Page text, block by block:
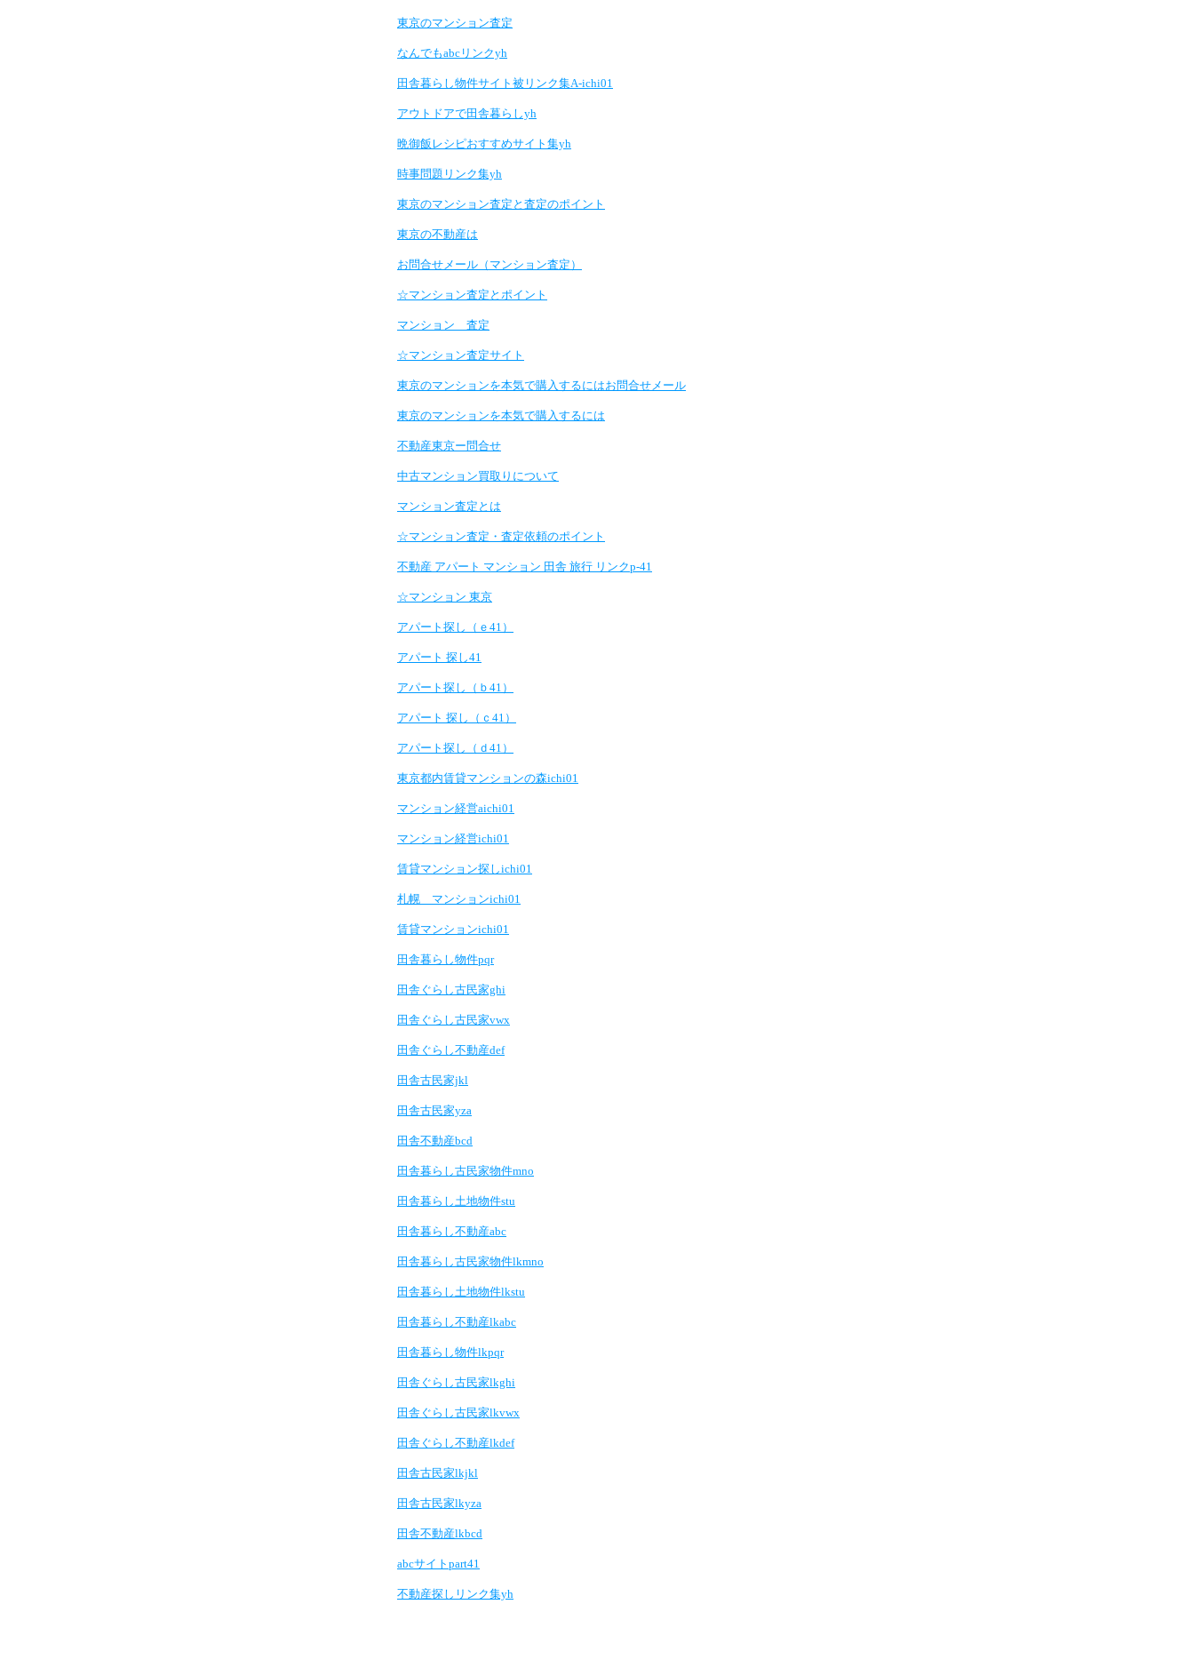
東京のマンション査定
なんでもabcリンクyh
田舎暮らし物件サイト被リンク集A-ichi01
アウトドアで田舎暮らしyh
晩御飯レシピおすすめサイト集yh
時事問題リンク集yh
東京のマンション査定と査定のポイント
東京の不動産は
お問合せメール（マンション査定）
☆マンション査定とポイント
マンション 査定
☆マンション査定サイト
東京のマンションを本気で購入するにはお問合せメール
東京のマンションを本気で購入するには
不動産東京ー問合せ
中古マンション買取りについて
マンション査定とは
☆マンション査定・査定依頼のポイント
不動産 アパート マンション 田舎 旅行 リンクp-41
☆マンション 東京
アパート探し（ｅ41）
アパート 探し41
アパート探し（ｂ41）
アパート 探し（ｃ41）
アパート探し（ｄ41）
東京都内賃貸マンションの森ichi01
マンション経営aichi01
マンション経営ichi01
賃貸マンション探しichi01
札幌 マンションichi01
賃貸マンションichi01
田舎暮らし物件pqr
田舎ぐらし古民家ghi
田舎ぐらし古民家vwx
田舎ぐらし不動産def
田舎古民家jkl
田舎古民家yza
田舎不動産bcd
田舎暮らし古民家物件mno
田舎暮らし土地物件stu
田舎暮らし不動産abc
田舎暮らし古民家物件lkmno
田舎暮らし土地物件lkstu
田舎暮らし不動産lkabc
田舎暮らし物件lkpqr
田舎ぐらし古民家lkghi
田舎ぐらし古民家lkvwx
田舎ぐらし不動産lkdef
田舎古民家lkjkl
田舎古民家lkyza
田舎不動産lkbcd
abcサイトpart41
不動産探しリンク集yh